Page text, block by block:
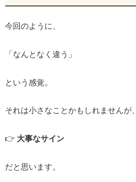
今回のように、
「なんとなく違う」
という感覚。
それは小さなことかもしれませんが、
👉 大事なサイン
だと思います。